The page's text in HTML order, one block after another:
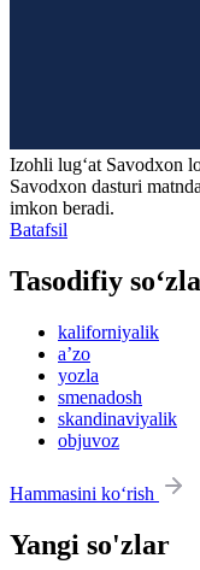
Izohli lugʻat Savodxon
Savodxon dasturi
imkon beradi.
Batafsil
Tasodifiy
kaliforniyalik
aʼzo
yozla
smenadosh
skandinaviyalik
objuvoz
Hammasini ko‘rish
Yangi so'zlar